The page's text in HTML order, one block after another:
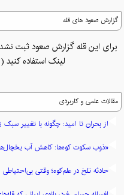
گزارش صعود های قله
برای این قله گزارش صعود ثبت
لینک استفاده کنید (
مقالات علمی و کاربردی
از بحران تا امید: چگونه با تغییر
«ذوب سکوت کوه‌ها: کاهش آب
حادثه تلخ در علم‌کوه؛ وقتی بی‌احتیاطی